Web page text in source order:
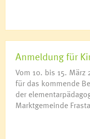
Anmeldung für
Vom 10. bis 15.
für das kommende
der
Marktgemeinde